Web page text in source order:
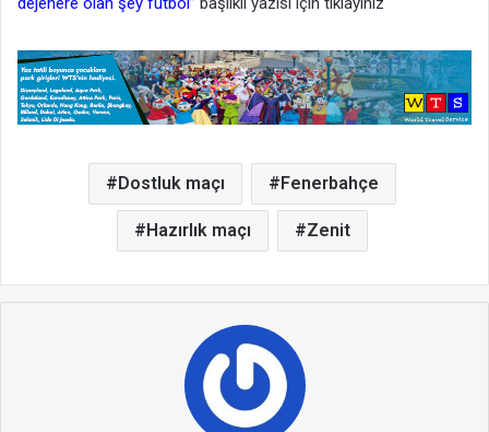
Dostluk maçı Fenerbahçe
Hazırlık maçı Zenit